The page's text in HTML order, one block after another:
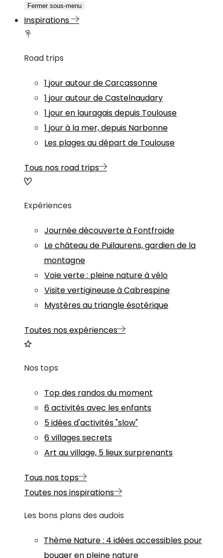
Fermer sous-menu
Inspirations
Road trips
1 jour autour de Carcassonne
1 jour autour de Castelnaudary
1 jour en lauragais depuis Toulouse
1 jour à la mer, depuis Narbonne
Les plages au départ de Toulouse
Tous nos road trips
Expériences
Journée découverte à Fontfroide
Le château de Puilaurens, gardien de la
montagne
Voie verte : pleine nature à vélo
Visite vertigineuse à Cabrespine
Mystères au triangle ésotérique
Toutes nos expériences
Nos tops
Top des randos du moment
6 activités avec les enfants
5 idées d'activités "slow"
6 villages secrets
Art au village, 5 lieux surprenants
Tous nos tops
Toutes nos inspirations
Les bons plans des audois
Thème Nature: 4 idées accessibles pour
bouger en pleine nature